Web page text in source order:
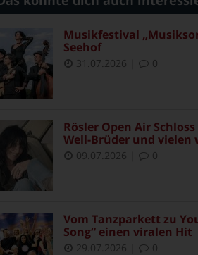
Musikfestival
Seehof
31.07.2026 0
Rösler Open Air
Well-Brüder und vielen
09.07.2026 0
Vom Tanzparkett zu
Song“ einen viralen Hit
29.07.2026 0